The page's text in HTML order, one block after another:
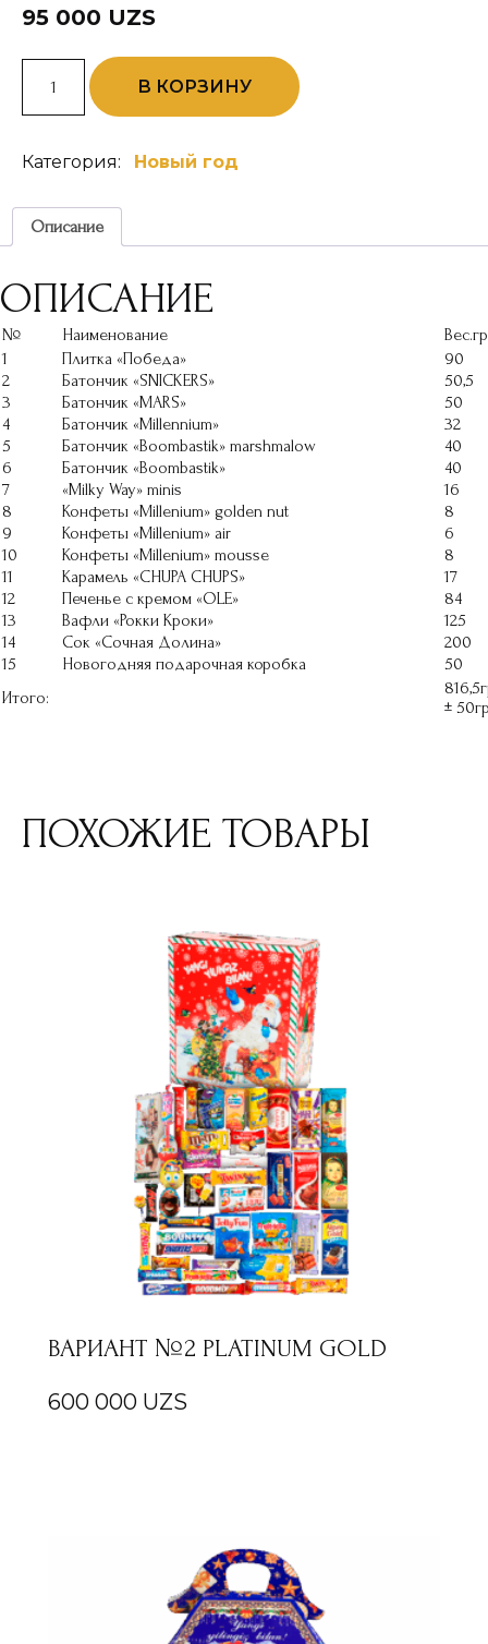
95 000 UZS
Количество
товара
В КОРЗИНУ
Категория: Новый год
Описание
ОПИСАНИЕ
№ Наименование
1
Плитка «Победа»
90
2
Батончик «SNICKERS»
50,5
3
Батончик «MARS»
50
4
Батончик «Millennium»
32
5
Батончик «Boombastik» marshmalow
40
6
Батончик «Boombastik»
40
7
«Milky Way» minis
16
8
Конфеты «Millenium» golden nut
8
9
Конфеты «Millenium» air
6
10
Конфеты «Millenium» mousse
8
11
Карамель «CHUPA CHUPS»
17
12
Печенье с кремом «OLE»
84
13
Вафли «Рокки Кроки»
125
14
Сок «Сочная Долина»
200
15
Новогодняя подарочная коробка
50
Итого:
±
ПОХОЖИЕ ТОВАРЫ
ВАРИАНТ №2 PLATINUM GOLD
600 000 UZS